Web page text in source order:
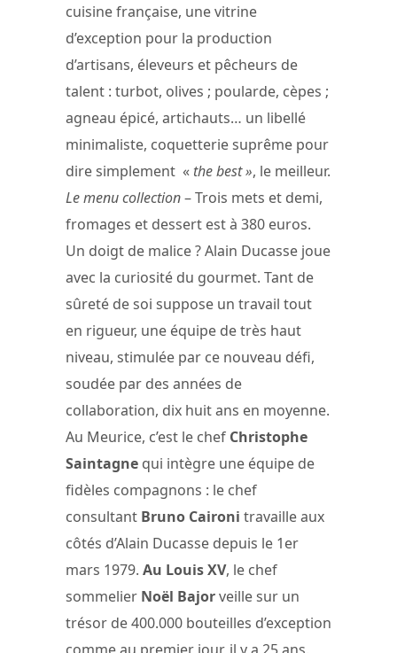
cuisine française, une vitrine
d’exception pour la production
d’artisans, éleveurs et pêcheurs de
talent : turbot, olives ; poularde, cèpes ;
agneau épicé, artichauts… un libellé
minimaliste, coquetterie suprême pour
dire simplement « the best », le meilleur.
Le menu collection– Trois mets et demi,
fromages et dessert est à 380 euros.
Un doigt de malice ? Alain Ducasse joue
avec la curiosité du gourmet. Tant de
sûreté de soi suppose un travail tout
en rigueur, une équipe de très haut
niveau, stimulée par ce nouveau défi,
soudée par des années de
collaboration, dix huit ans en moyenne.
Au Meurice, c’est le chef Christophe
Saintagne qui intègre une équipe de
fidèles compagnons : le chef
consultant Bruno Caironi travaille aux
côtés d’Alain Ducasse depuis le 1er
mars 1979. Au Louis XV, le chef
sommelier Noël Bajorveille sur un
trésor de 400.000 bouteilles d’exception